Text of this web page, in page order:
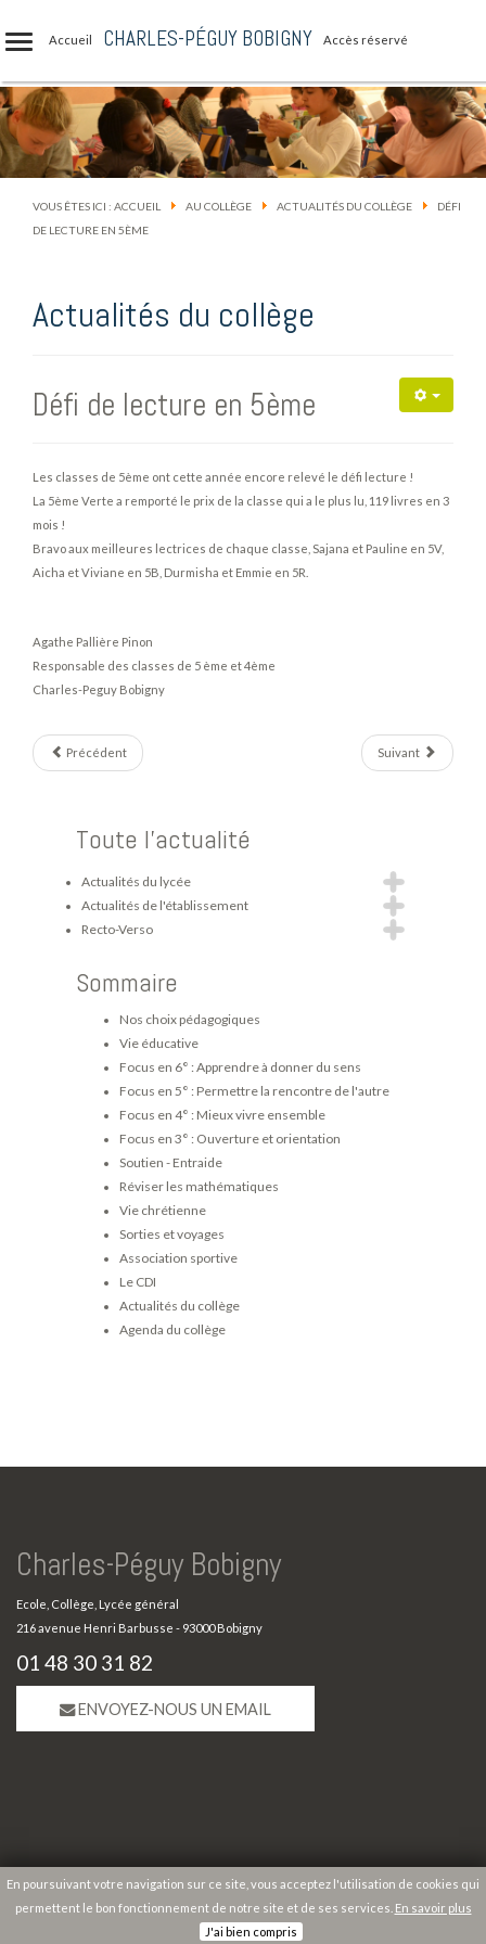
Accueil CHARLES-PÉGUY BOBIGNY Accès réservé
VOUS ÊTES ICI : ACCUEIL AU COLLÈGE ACTUALITÉS DU COLLÈGE
DÉFI
DE LECTURE EN 5ÈME
Actualités du collège
Défi de lecture en 5ème
Les classes de 5ème ont cette année encore relevé le défi lecture !
La 5ème Verte a remporté le prix de la classe qui a le plus lu, 119 livres en 3
mois !
Bravo aux meilleures lectrices de chaque classe, Sajana et Pauline en 5V,
Aicha et Viviane en 5B, Durmisha et Emmie en 5R.
Agathe Pallière Pinon
Responsable des classes de 5 ème et 4ème
Charles-Peguy Bobigny
Précédent Suivant
Toute l'actualité
Actualités du lycée
Actualités de l'établissement
Recto-Verso
Sommaire
Nos choix pédagogiques
Vie éducative
Focus en 6° : Apprendre à donner du sens
Focus en 5° : Permettre la rencontre de l'autre
Focus en 4° : Mieux vivre ensemble
Focus en 3° : Ouverture et orientation
Soutien - Entraide
Réviser les mathématiques
Vie chrétienne
Sorties et voyages
Association sportive
Le CDI
Actualités du collège
Agenda du collège
Charles-Péguy Bobigny
Ecole, Collège, Lycée général
216 avenue Henri Barbusse - 93000 Bobigny
01 48 30 31 82
ENVOYEZ-NOUS UN EMAIL
Copyright 2026 Charles-Péguy Bobigny |Mentions légales
En poursuivant votre navigation sur ce site, vous acceptez l'utilisation de cookies qui
permettent le bon fonctionnement de notre site et de ses services. En savoir plus
J'ai bien compris